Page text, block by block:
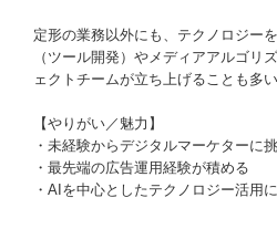
定形の業務以外にも、テクノロジー
（ツール開発）やメディアアルゴリ
ェクトチームが立ち上げることも多い
【やりがい／魅力】
・未経験からデジタルマーケターに
・最先端の広告運用経験が積める
・AIを中心としたテクノロジー活用